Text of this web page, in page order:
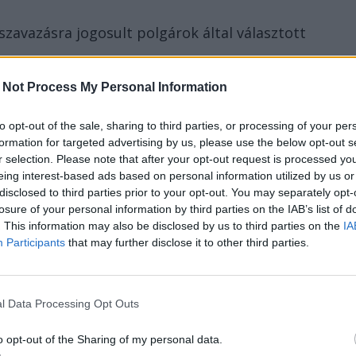
Not Process My Personal Information
opt-out of the sale, sharing to third parties, or processing of your
for targeted advertising by us, please use the below opt-out
selection. Please note that after your opt-out request is processed
interest-based ads based on personal information utilized by us
to third parties prior to your opt-out. You may separately
of your personal information by third parties on the IAB’s list of
This information may also be disclosed by us to third parties on the
Participants that may further disclose it to other third parties.
Data Processing Opt Outs
opt-out of the Sharing of my personal data.
jogosult polgárok által választott
bocsánat, feltételeztük
elöljárók, példaképek, de
nem is igazán illik rájuk (mert hát ők is
És amikor megszólalnak, nem
kocsmai verekedés előtt, olyan hajnali négy
szavazópolgár elvesztette bizalmát
akarnék fogalmazni, azt is
az embernek az az érzése,